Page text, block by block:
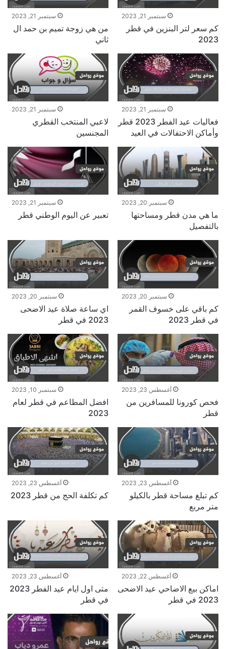
سبتمبر 21, 2023
من هي زوجة تميم بن حمد ال
ثاني
سبتمبر 21, 2023
كم سعر لتر البنزين في قطر
2023
سبتمبر 21, 2023
لاعبي المنتخب القطري
المجنسين
سبتمبر 21, 2023
فعاليات عيد الفطر 2023 قطر
وأماكن الاحتفالات في العيد
سبتمبر 21, 2023
تعبير عن اليوم الوطني قطر
سبتمبر 20, 2023
ما هي مدن قطر ومساحتها
بالتفصيل
سبتمبر 20, 2023
اي ساعة صلاة عيد الاضحى
2023 في قطر
سبتمبر 20, 2023
كم باقي على خسوف القمر
في قطر 2023
سبتمبر 10, 2023
افضل المطاعم في قطر لعام
2023
أغسطس 23, 2023
فحص كورونا للمسافرين من
قطر
أغسطس 23, 2023
كم تكلفة الحج من قطر 2023
أغسطس 23, 2023
كم تبلغ مساحة قطر بالكيلو
متر مربع
أغسطس 23, 2023
متى اول ايام عيد الفطر 2023
في قطر
أغسطس 22, 2023
اماكن بيع الاضاحي عيد الاضحى
2023 في قطر